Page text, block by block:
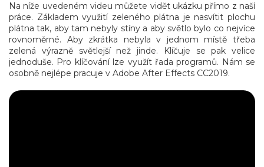
Na níže uvedeném videu můžete vidět ukázku přímo z naší
práce. Základem využití zeleného plátna je nasvítit plochu
plátna tak, aby tam nebyly stíny a aby světlo bylo co nejvíce
rovnoměrné. Aby zkrátka nebyla v jednom místě třeba
zelená výrazně světlejší než jinde. Klíčuje se pak velice
jednoduše. Pro klíčování lze využít řada programů. Nám se
osobně nejlépe pracuje v Adobe After Effects CC2019.